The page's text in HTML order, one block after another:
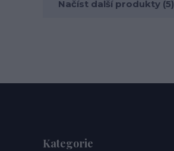
Načíst další produkty (5)
Kategorie